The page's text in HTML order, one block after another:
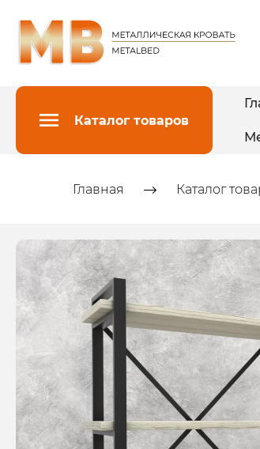
Каталог товаров
Главная Каталог